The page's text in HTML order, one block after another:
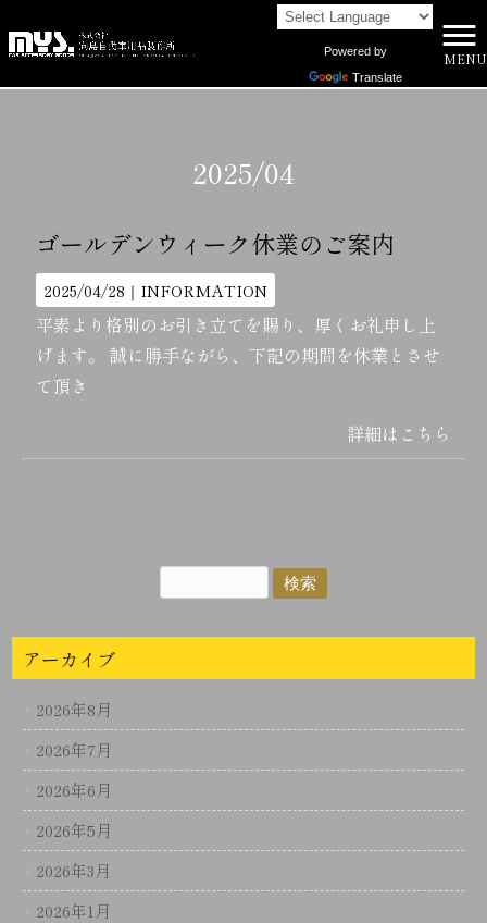
Powered by
Translate
MENU
> 4月
2025/04
ゴールデンウィーク休業のご案内
2025/04/28｜ INFORMATION
平素より格別のお引き立てを賜り、厚くお礼申し上
げます。 誠に勝手ながら、下記の期間を休業とさせ
て頂き
詳細はこちら
アーカイブ
2026年8月
2026年7月
2026年6月
2026年5月
2026年3月
2026年1月